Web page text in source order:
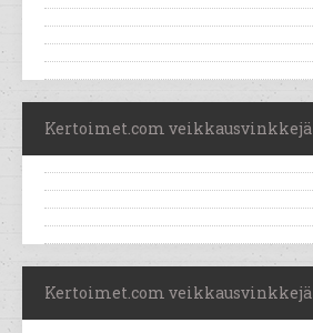
Kertoimet.com veikkausvinkkejä
Kertoimet.com veikkausvinkkejä